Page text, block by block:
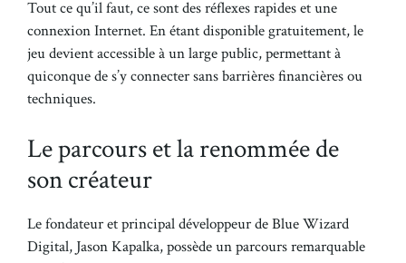
Tout ce qu’il faut, ce sont des réflexes rapides et une
connexion Internet. En étant disponible gratuitement, le
jeu devient accessible à un large public, permettant à
quiconque de s’y connecter sans barrières financières ou
techniques.
Le parcours et la renommée de
son créateur
Le fondateur et principal développeur de Blue Wizard
Digital, Jason Kapalka, possède un parcours remarquable